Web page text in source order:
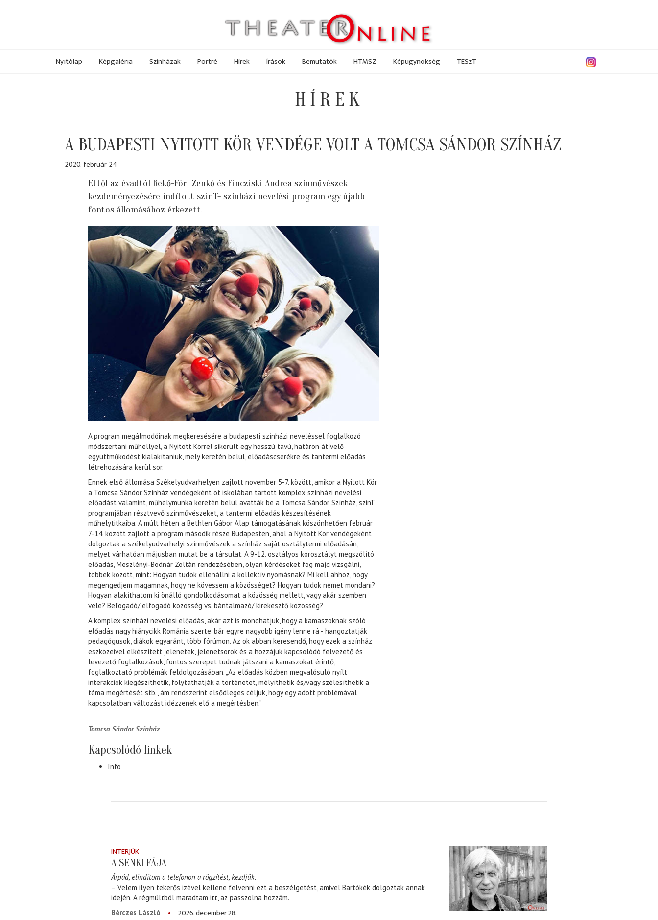
Nyitólap Képgaléria Színházak Portré Hírek Írások Bemutatók HTMSZ Képügynökség TESzT
HÍREK
A BUDAPESTI NYITOTT KÖR VENDÉGE VOLT A TOMCSA SÁNDOR SZÍNHÁZ
2020. február 24.
Ettől az évadtól Bekő-Fóri Zenkő és Fincziski Andrea színművészek
kezdeményezésére indított szinT- színházi nevelési program egy újabb
fontos állomásához érkezett.
A program megálmodóinak megkeresésére a budapesti színházi neveléssel foglalkozó
módszertani műhellyel, a Nyitott Körrel sikerült egy hosszú távú, határon átívelő
együttműködést kialakítaniuk, mely keretén belül, előadáscserékre és tantermi előadás
létrehozására kerül sor.
Ennek első állomása Székelyudvarhelyen zajlott november 5-7. között, amikor a Nyitott Kör
a Tomcsa Sándor Színház vendégeként öt iskolában tartott komplex színházi nevelési
előadást valamint, műhelymunka keretén belül avatták be a Tomcsa Sándor Színház, szinT
programjában résztvevő színművészeket, a tantermi előadás készesítésének
műhelytitkaiba. A múlt héten a Bethlen Gábor Alap támogatásának köszönhetően február
7-14. között zajlott a program második része Budapesten, ahol a Nyitott Kör vendégeként
dolgoztak a székelyudvarhelyi színművészek a színház saját osztálytermi előadásán,
melyet várhatóan májusban mutat be a társulat. A 9-12. osztályos korosztályt megszólító
előadás, Meszlényi-Bodnár Zoltán rendezésében, olyan kérdéseket fog majd vizsgálni,
többek között, mint: Hogyan tudok ellenállni a kollektív nyomásnak? Mi kell ahhoz, hogy
megengedjem magamnak, hogy ne kövessem a közösséget? Hogyan tudok nemet mondani?
Hogyan alakíthatom ki önálló gondolkodásomat a közösség mellett, vagy akár szemben
vele? Befogadó/ elfogadó közösség vs. bántalmazó/ kirekesztő közösség?
A komplex színházi nevelési előadás, akár azt is mondhatjuk, hogy a kamaszoknak szóló
előadás nagy hiánycikk Románia szerte, bár egyre nagyobb igény lenne rá - hangoztatják
pedagógusok, diákok egyaránt, több fórúmon. Az ok abban keresendő, hogy ezek a színház
eszközeivel elkészített jelenetek, jelenetsorok és a hozzájuk kapcsolódó felvezető és
levezető foglalkozások, fontos szerepet tudnak játszani a kamaszokat érintő,
foglalkoztató problémák feldolgozásában. „Az előadás közben megvalósuló nyílt
interakciók kiegészíthetik, folytathatják a történetet, mélyíthetik és/vagy szélesíthetik a
téma megértését stb., ám rendszerint elsődleges céljuk, hogy egy adott problémával
kapcsolatban változást idézzenek elő a megértésben.”
Tomcsa Sándor Színház
Kapcsolódó linkek
Info
INTERJÚK
A SENKI FÁJA
Árpád, elindítom a telefonon a rögzítést, kezdjük.
– Velem ilyen tekerős izével kellene felvenni ezt a beszélgetést, amivel Bartókék dolgoztak annak
idején. A régmúltból maradtam itt, az passzolna hozzám.
Bérczes László
2026. december 28.